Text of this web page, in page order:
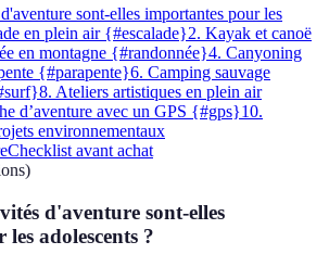
sont-elles importantes pour les
en plein air {#escalade}2. Kayak et canoë
en montagne {#randonnée}4. Canyoning
{#parapente}6. Camping sauvage
8. Ateliers artistiques en plein air
d’aventure avec un GPS {#gps}10.
environnementaux
Checklist avant achat
)
d'aventure sont-elles
adolescents ?